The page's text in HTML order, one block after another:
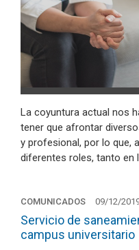
La coyuntura actual nos
tener que afrontar
y profesional, por lo que,
diferentes roles, tanto en
COMUNICADOS 09/12/
Servicio de
campus universitario